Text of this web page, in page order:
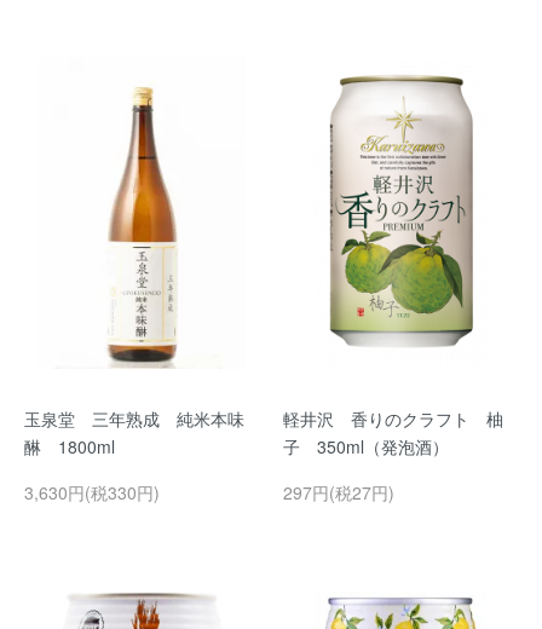
玉泉堂 三年熟成 純米本味
醂 1800ml
3,630円(税330円)
軽井沢 香りのクラフト 柚
子 350ml（発泡酒）
297円(税27円)